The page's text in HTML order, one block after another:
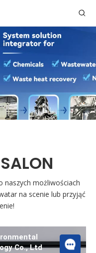
naszych możliwościach
na scenie lub przyjąć